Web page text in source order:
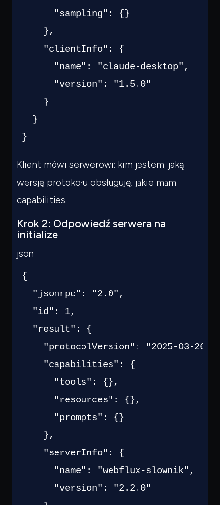
"sampling" : {}
},
"clientInfo" :
{
"name" : "claude-desktop" ,
"version" :
"1.5.0"
}
}
}
Klient mówi serwerowi: kim jestem, jaką
wersję protokołu obsługuję, jakie mam
capabilities.
Krok 2: Odpowiedź serwera na
initialize
json
{
"jsonrpc" : "2.0" ,
"id" : 1,
"result" :
{
"protocolVersion" : "2025-03-26"
"capabilities" :
{
"tools" : {},
"resources" : {},
"prompts" : {}
},
"serverInfo" :
{
"name" : "webflux-slownik" ,
"version" :
"2.2.0"